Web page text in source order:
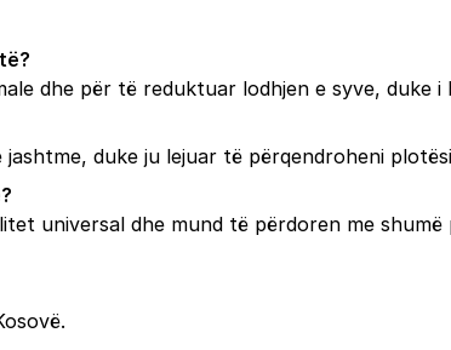
dhe për të reduktuar lodhjen e syve, duke
duke ju lejuar të përqendroheni
universal dhe mund të përdoren me